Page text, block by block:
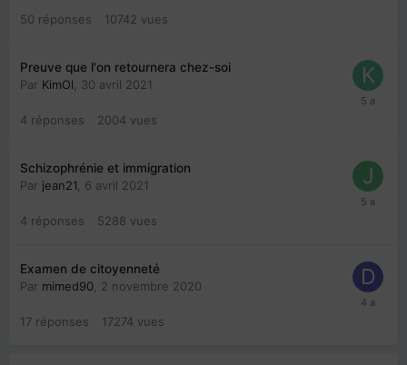
50 réponses 10742 vues
Preuve que l'on retournera chez-soi
Par KimOl 30 avril 2021
4 réponses 2004 vues
Schizophrénie et immigration
Par jean21 6 avril 2021
4 réponses 5288 vues
Examen de citoyenneté
Par mimed90 2 novembre 2020
17 réponses 17274 vues